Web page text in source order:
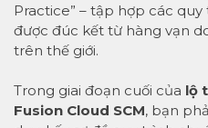
Practice” – tập hợp các
được đúc kết từ hàng vạn
trên thế giới.
Trong giai đoạn cuối của lộ
Fusion Cloud SCM, bạn